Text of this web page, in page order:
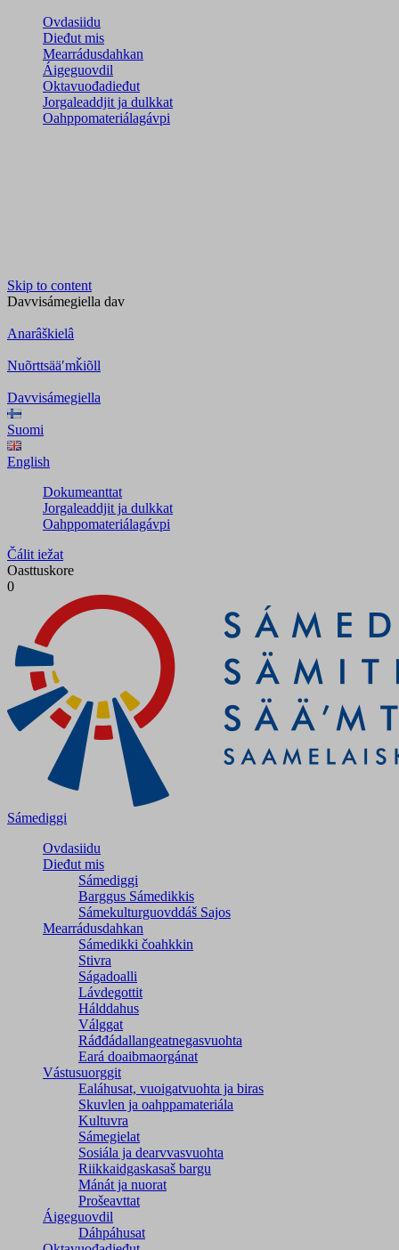
Ovdasiidu
Dieđut mis
Mearrádusdahkan
Áigeguovdil
Oktavuođadieđut
Jorgaleaddjit ja dulkkat
Oahppomateriálagávpi
Skip to content
Davvisámegiella dav
Anarâškielâ
Nuõrttsääʹmǩiõll
Davvisámegiella
Suomi
English
Dokumeanttat
Jorgaleaddjit ja dulkkat
Oahppomateriálagávpi
Čálit iežat
Oasttuskore
0
Sámediggi
Ovdasiidu
Dieđut mis
Sámediggi
Barggus Sámedikkis
Sámekulturguovddáš Sajos
Mearrádusdahkan
Sámedikki čoahkkin
Stivra
Ságadoalli
Lávdegottit
Hálddahus
Válggat
Ráđđádallangeatnegas­vuohta
Eará doaibmaorgánat
Vástusuorggit
Ealáhusat, vuoigatvuohta ja biras
Skuvlen ja oahppamateriála
Kultuvra
Sámegielat
Sosiála ja dearvvasvuohta
Riikkaidgaskasaš bargu
Mánát ja nuorat
Prošeavttat
Áigeguovdil
Dáhpáhusat